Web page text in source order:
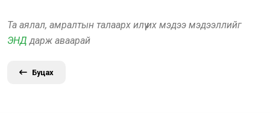
Та аялал, амралтын талаарх илүү их мэдээ мэдээллийг
ЭНД дарж аваарай
Буцах